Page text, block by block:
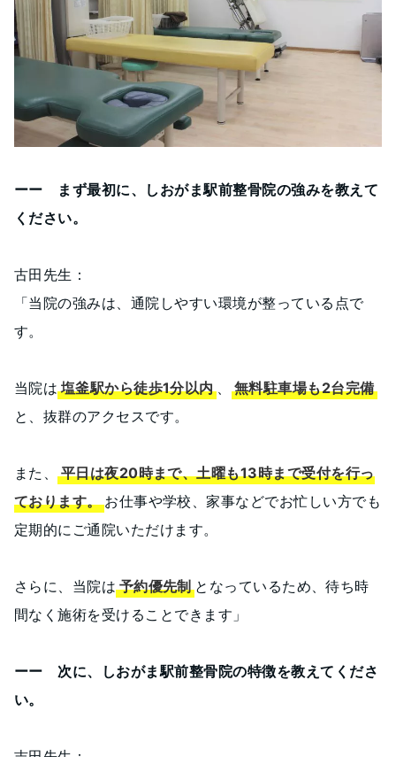
ーー まず最初に、しおがま駅前整骨院の強みを教えて
ください。
古田先生：
「当院の強みは、通院しやすい環境が整っている点で
す。
当院は塩釜駅から徒歩1分以内
無料駐車場も2台完備
と、抜群のアクセスです。
また、平日は夜20時まで、土曜も13時まで受付を行っ
ております。 お仕事や学校、家事などでお忙しい方でも
定期的にご通院いただけます。
さらに、当院は予約優先制 となっているため、待ち時
間なく施術を受けることできます」
ーー 次に、しおがま駅前整骨院の特徴を教えてくださ
い。